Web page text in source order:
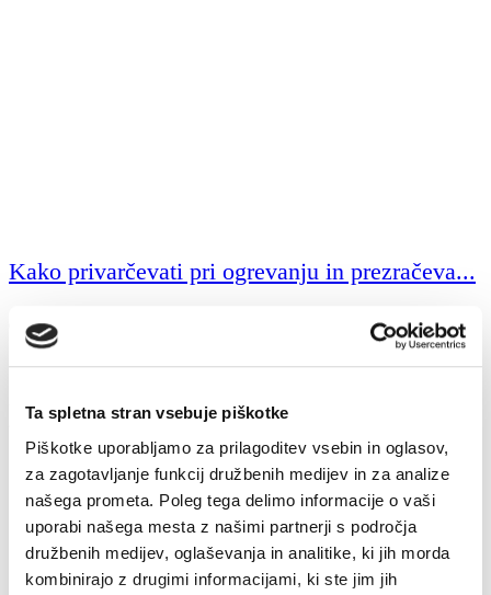
Ta spletna stran vsebuje piškotke
Piškotke uporabljamo za prilagoditev vsebin in oglasov,
za zagotavljanje funkcij družbenih medijev in za analize
našega prometa. Poleg tega delimo informacije o vaši
uporabi našega mesta z našimi partnerji s področja
družbenih medijev, oglaševanja in analitike, ki jih morda
kombinirajo z drugimi informacijami, ki ste jim jih
Kako privarčevati pri ogrevanju in prezračeva...
04. 02. 2025
Strošek ogrevanja
gospodinjskih aparatih in razsve...